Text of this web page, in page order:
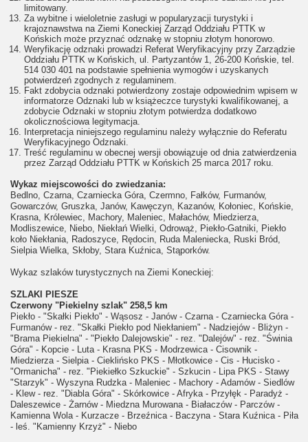
limitowany.
Za wybitne i wieloletnie zasługi w popularyzacji turystyki i
krajoznawstwa na Ziemi Koneckiej Zarząd Oddziału PTTK w
Końskich może przyznać odznakę w stopniu złotym honorowo.
Weryfikację odznaki prowadzi Referat Weryfikacyjny przy Zarządzie
Oddziału PTTK w Końskich, ul. Partyzantów 1, 26-200 Końskie, tel.
514 030 401 na podstawie spełnienia wymogów i uzyskanych
potwierdzeń zgodnych z regulaminem.
Fakt zdobycia odznaki potwierdzony zostaje odpowiednim wpisem w
informatorze Odznaki lub w książeczce turystyki kwalifikowanej, a
zdobycie Odznaki w stopniu złotym potwierdza dodatkowo
okolicznościowa legitymacja.
Interpretacja niniejszego regulaminu należy wyłącznie do Referatu
Weryfikacyjnego Odznaki.
Treść regulaminu w obecnej wersji obowiązuje od dnia zatwierdzenia
przez Zarząd Oddziału PTTK w Końskich 25 marca 2017 roku.
Wykaz miejscowości do zwiedzania:
Bedlno, Czarna, Czarniecka Góra, Czermno, Fałków, Furmanów,
Gowarczów, Gruszka, Janów, Kawęczyn, Kazanów, Kołoniec, Końskie,
Krasna, Królewiec, Machory, Maleniec, Małachów, Miedzierza,
Modliszewice, Niebo, Niekłań Wielki, Odrowąż, Piekło-Gatniki, Piekło
koło Niekłania, Radoszyce, Rędocin, Ruda Maleniecka, Ruski Bród,
Sielpia Wielka, Skłoby, Stara Kuźnica, Stąporków.
Wykaz szlaków turystycznych na Ziemi Koneckiej:
SZLAKI PIESZE
Czerwony "Piekielny szlak" 258,5 km
Piekło - "Skałki Piekło" - Wąsosz - Janów - Czarna - Czarniecka Góra -
Furmanów - rez. "Skałki Piekło pod Niekłaniem" - Nadziejów - Bliżyn -
"Brama Piekielna" - "Piekło Dalejowskie" - rez. "Dalejów" - rez. "Świnia
Góra" - Kopcie - Luta - Krasna PKS - Modrzewica - Cisownik -
Miedzierza - Sielpia - Cieklińsko PKS - Młotkowice - Cis - Hucisko -
"Ormanicha" - rez. "Piekiełko Szkuckie" - Szkucin - Lipa PKS - Stawy
"Starzyk" - Wyszyna Rudzka - Maleniec - Machory - Adamów - Siedlów
- Klew - rez. "Diabla Góra" - Skórkowice - Afryka - Przyłęk - Paradyż -
Daleszewice - Żarnów - Miedzna Murowana - Białaczów - Parczów -
Kamienna Wola - Kurzacze - Brzeźnica - Baczyna - Stara Kuźnica - Piła
- leś. "Kamienny Krzyż" - Niebo